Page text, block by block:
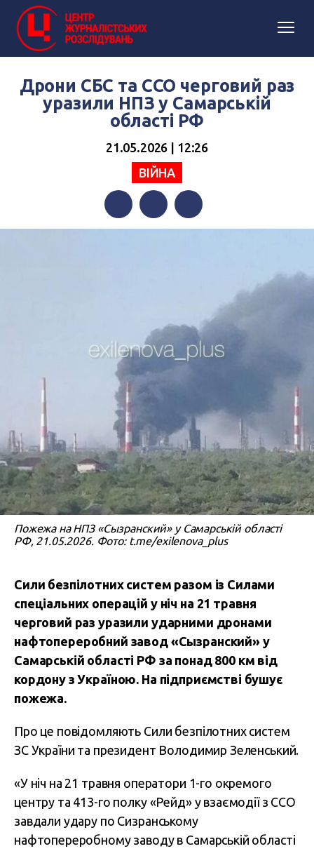
Дрони СБС та ССО черговий раз
уразили НПЗ у Самарській
області РФ
21.05.2026 | 12:26
ВІЙНА
FacebookTwitterTelegram
Пожежа на НПЗ «Сызранский» у Самарській області
РФ, 21.05.2026. Фото: t.me/exilenova_plus
Сили безпілотних систем разом із Силами
спеціальних операцій у ніч на 21 травня
черговий раз уразили ударними дронами
нафтопереробний завод «Сызранский» у
Самарській області РФ за понад 800 км від
кордону з Україною. На підприємстві бушує
пожежа.
Про це повідомляють Сили безпілотних систем
ЗС України та президент Володимир Зеленський.
«У ніч на 21 травня оператори 1-го окремого
центру та 413-го полку «Рейд» у взаємодії з ССО
завдали удару по Сизранському
нафтопереробному заводу в Самарській області